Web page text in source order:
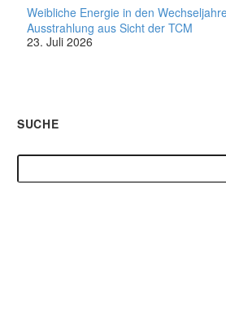
Weibliche Energie in den
Ausstrahlung aus Sicht der TCM
23. Juli 2026
SUCHE